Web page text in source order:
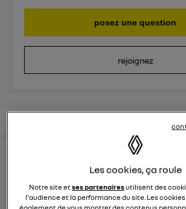
posez une question
rejoignez
E-Tech électrique - électriques - RENAULT
Les cookies, ça roule
Notre site etses partenairesutilisent des
l'audience et la performance du site. Les